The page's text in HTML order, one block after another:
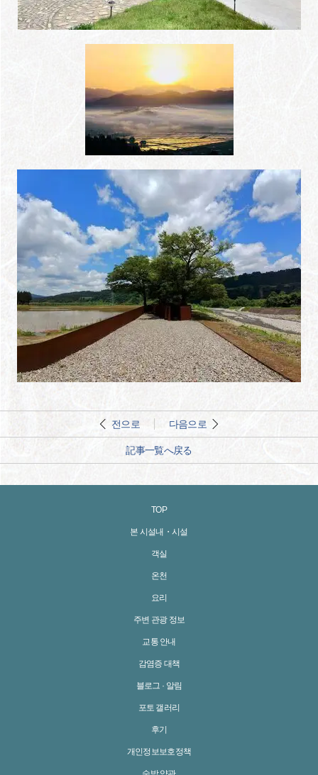
전으로 다음으로
記事一覧へ戻る
TOP
본 시설내・시설
객실
온천
요리
주변 관광 정보
교통 안내
감염증 대책
블로그 · 알림
포토 갤러리
후기
개인정보보호정책